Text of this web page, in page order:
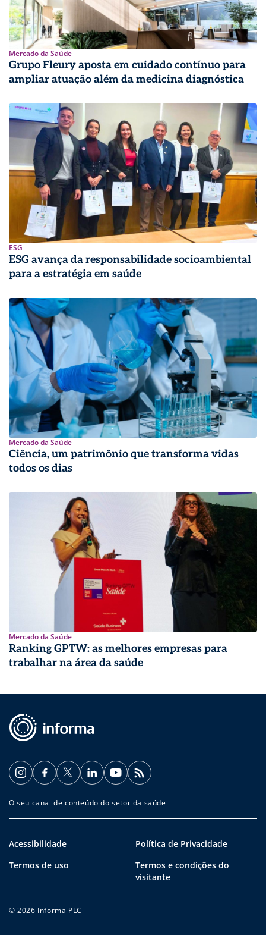
Mercado da Saúde
Grupo Fleury aposta em cuidado contínuo para
ampliar atuação além da medicina diagnóstica
ESG
ESG avança da responsabilidade socioambiental
para a estratégia em saúde
Mercado da Saúde
Ciência, um patrimônio que transforma vidas
todos os dias
Mercado da Saúde
Ranking GPTW: as melhores empresas para
trabalhar na área da saúde
O seu canal de conteúdo do setor da saúde
Acessibilidade
Política de Privacidade
Termos de uso
Termos e condições do
visitante
© 2026 Informa PLC